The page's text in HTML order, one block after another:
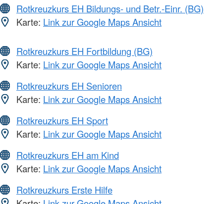
Rotkreuzkurs EH Bildungs- und Betr.-Einr. (BG)
Karte: Link zur Google Maps Ansicht
Rotkreuzkurs EH Fortbildung (BG)
Karte: Link zur Google Maps Ansicht
Rotkreuzkurs EH Senioren
Karte: Link zur Google Maps Ansicht
Rotkreuzkurs EH Sport
Karte: Link zur Google Maps Ansicht
Rotkreuzkurs EH am Kind
Karte: Link zur Google Maps Ansicht
Rotkreuzkurs Erste Hilfe